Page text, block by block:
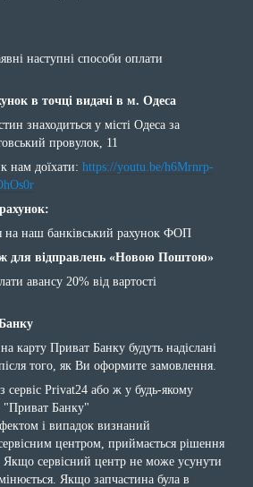
наступні способи оплати
в точці видачі в м. Одеса
знаходиться у місті Одеса за
провулок, 11
нам доїхати: https://youtu.be/h6Mrnrp-
на наш банківський рахунок ФОП
для відправлень «Новою Поштою»
авансу 20% від вартості
карту Приват Банку будуть надіслані
того, як Ви оформите замовлення.
Privat24 або ж у будь-якому
"Приват Банку"
і випадок визнаний
центром, приймається рішення
Якщо сервісний центр не може усунути
Якщо запчастина була в